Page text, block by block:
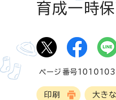
育成一時
ページ番号1010103
印刷 大き